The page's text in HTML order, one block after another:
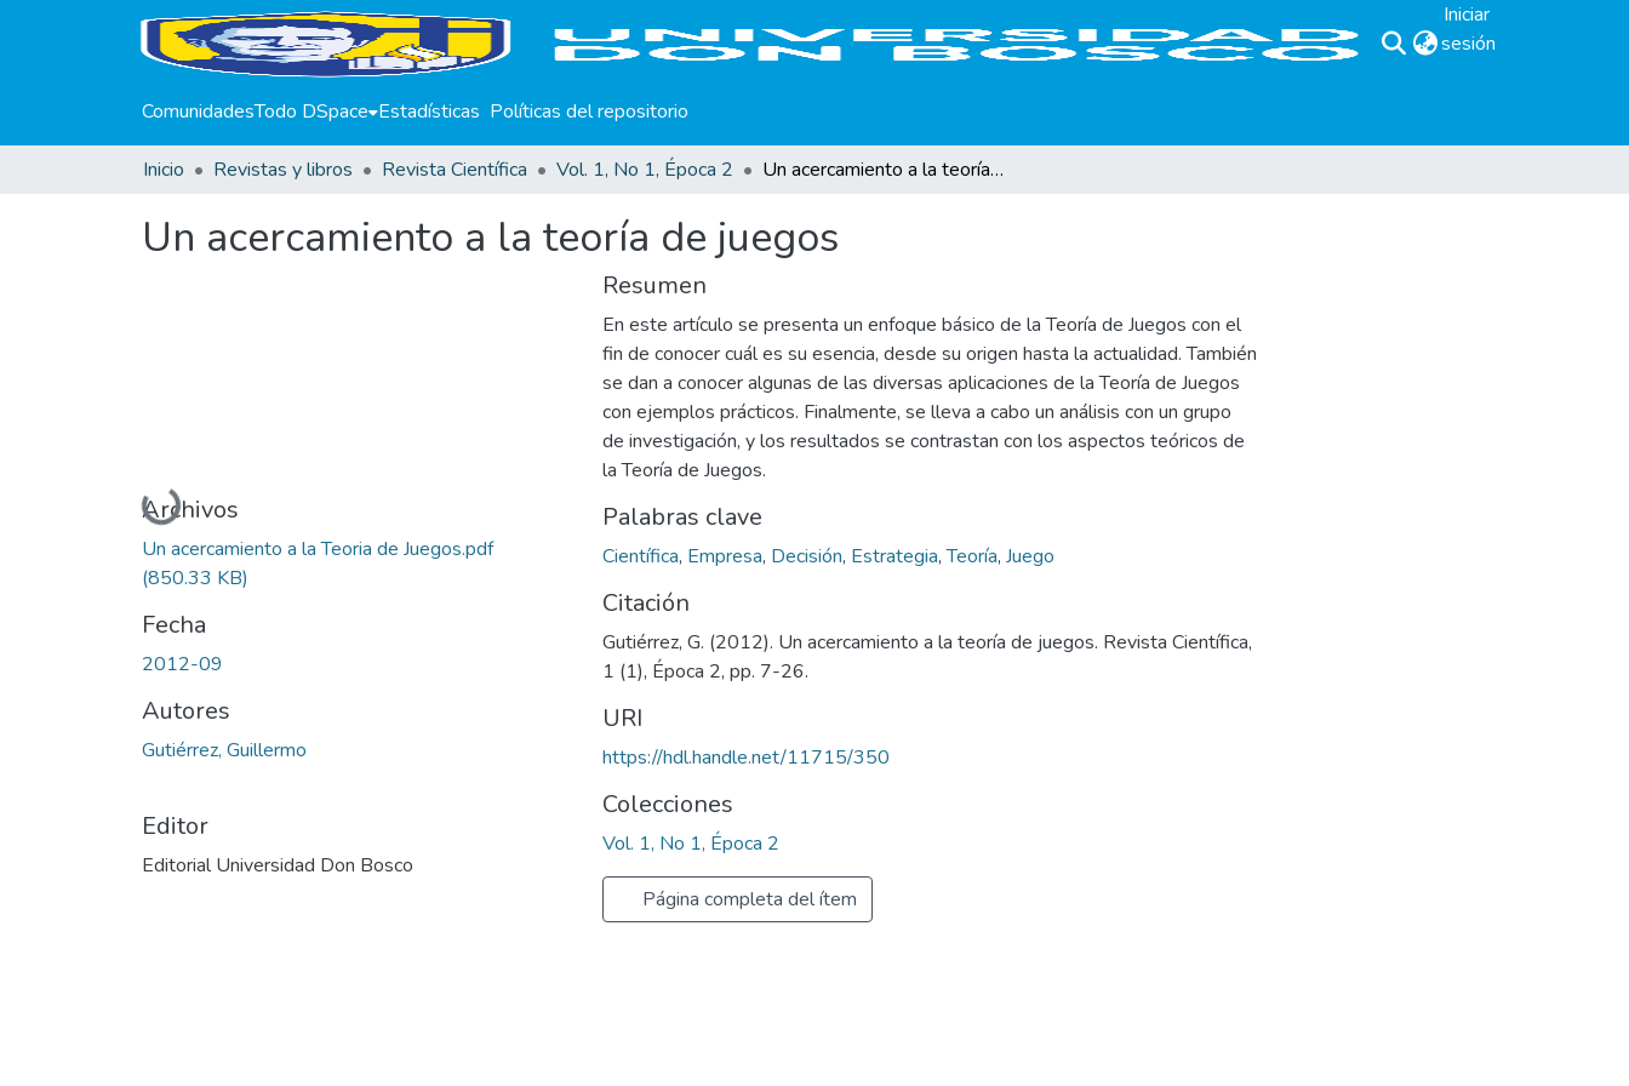
Iniciar
sesión
ComunidadesTodo DSpace Estadísticas Políticas del repositorio
Inicio Revistas y libros Revista Científica Vol. 1, No 1, Época 2 Un acercamiento a la teoría de juegos
Un acercamiento a la teoría de juegos
Cargando...
Archivos
Un acercamiento a la Teoria de Juegos.pdf
(850.33 KB)
Fecha
2012-09
Autores
Gutiérrez, Guillermo
Editor
Editorial Universidad Don Bosco
Resumen
En este artículo se presenta un enfoque básico de la Teoría de Juegos con el
fin de conocer cuál es su esencia, desde su origen hasta la actualidad. También
se dan a conocer algunas de las diversas aplicaciones de la Teoría de Juegos
con ejemplos prácticos. Finalmente, se lleva a cabo un análisis con un grupo
de investigación, y los resultados se contrastan con los aspectos teóricos de
la Teoría de Juegos.
Palabras clave
Científica, Empresa, Decisión, Estrategia,Teoría, Juego
Citación
Gutiérrez, G. (2012). Un acercamiento a la teoría de juegos. Revista Científica,
1 (1), Época 2, pp. 7-26.
URI
https://hdl.handle.net/11715/350
Colecciones
Vol. 1, No 1, Época 2
Página completa del ítem